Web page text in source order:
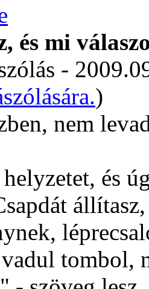
és mi
-
)
nem
és
tombol,